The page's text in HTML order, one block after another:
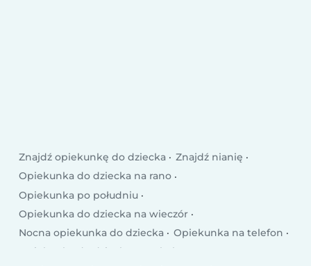
Znajdź opiekunkę do dziecka
Znajdź nianię
Opiekunka do dziecka na rano
Opiekunka po południu
Opiekunka do dziecka na wieczór
Nocna opiekunka do dziecka
Opiekunka na telefon
Opiekunka do dziecka po szkole